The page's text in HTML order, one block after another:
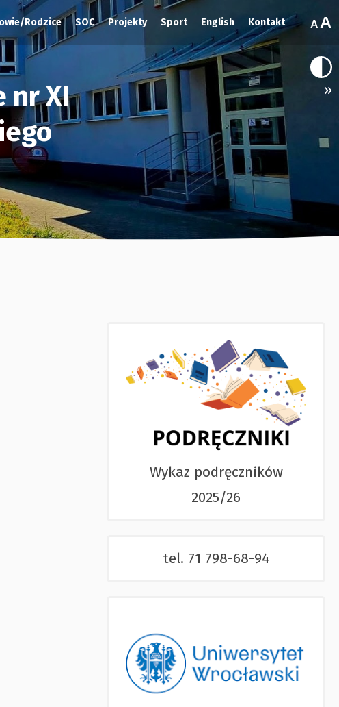
nr XI
»
Rodzice SOC Projekty Sport English Kontakt
Wykaz podręczników
2025/26
tel. 71 798-68-94